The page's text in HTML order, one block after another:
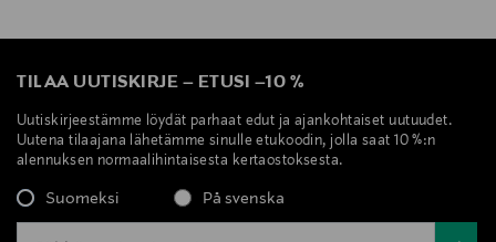
TILAA UUTISKIRJE – ETUSI –10 %
Uutiskirjeestämme löydät parhaat edut ja ajankohtaiset uutuudet.
Uutena tilaajana lähetämme sinulle etukoodin, jolla saat 10 %:n
alennuksen normaalihintaisesta kertaostoksesta.
Suomeksi På svenska